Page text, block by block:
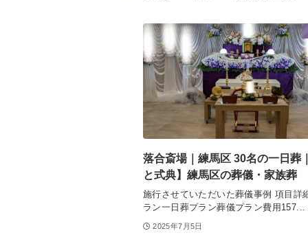
落合斎場｜練馬区 30名の一日葬
と式典】練馬区の葬儀・家族葬
施行させていただいた葬儀事例 項目詳
ラン一日葬プラン葬儀プラン費用157...
2025年7月5日